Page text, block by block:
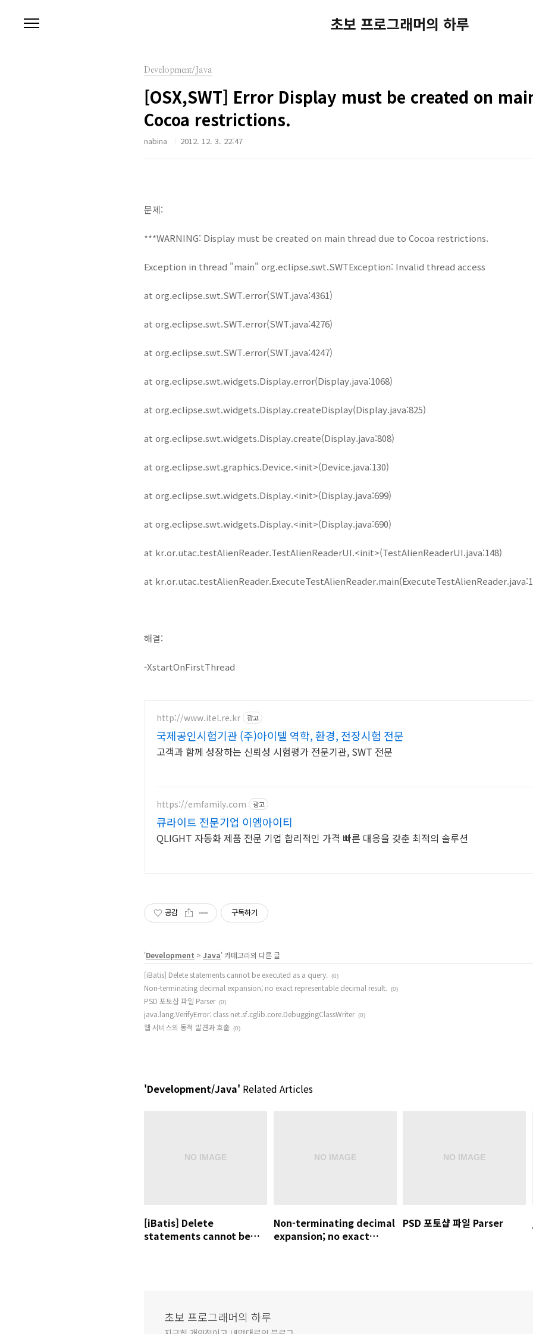
초보 프로그래머의 하루
Development/Java
[OSX,SWT] Error Display must be created on
Cocoa restrictions.
nabina 2012. 12. 3. 22:47
문제:
***WARNING: Display must be created on main thread due to Cocoa restrictions.
Exception in thread "main" org.eclipse.swt.SWTException: Invalid thread access
at org.eclipse.swt.SWT.error(SWT.java:4361)
at org.eclipse.swt.SWT.error(SWT.java:4276)
at org.eclipse.swt.SWT.error(SWT.java:4247)
at org.eclipse.swt.widgets.Display.error(Display.java:1068)
at org.eclipse.swt.widgets.Display.createDisplay(Display.java:825)
at org.eclipse.swt.widgets.Display.create(Display.java:808)
at org.eclipse.swt.graphics.Device.<init>(Device.java:130)
at org.eclipse.swt.widgets.Display.<init>(Display.java:699)
at org.eclipse.swt.widgets.Display.<init>(Display.java:690)
at kr.or.utac.testAlienReader.TestAlienReaderUI.<init>(TestAlienReaderUI.java:148)
at kr.or.utac.testAlienReader.ExecuteTestAlienReader.main(
해결:
-XstartOnFirstThread
http://www.itel.re.kr 광고
국제공인시험기관 (주)아이텔 역학, 환경, 전장시험 전문
고객과 함께 성장하는 신뢰성 시험평가 전문기관, SWT 전문
https://emfamily.com 광고
큐라이트 전문기업 이엠아이티
QLIGHT 자동화 제품 전문 기업 합리적인 가격 빠른 대응을 갖춘 최적의 솔루션
공감 구독하기
'Development > Java' 카테고리의 다른 글
[iBatis] Delete statements cannot be executed as a query.
(0)
Non-terminating decimal expansion; no exact representable decimal result. (0)
PSD 포토샵 파일 Parser (0)
java.lang.VerifyError: class net.sf.cglib.core.DebuggingClassWriter (0)
웹 서비스의 동적 발견과 호출 (0)
'Development/Java' Related Articles
[iBatis] Delete
statements cannot be
Non-terminating decimal
expansion; no exact
PSD 포토샵 파일 Parser
초보 프로그래머의 하루